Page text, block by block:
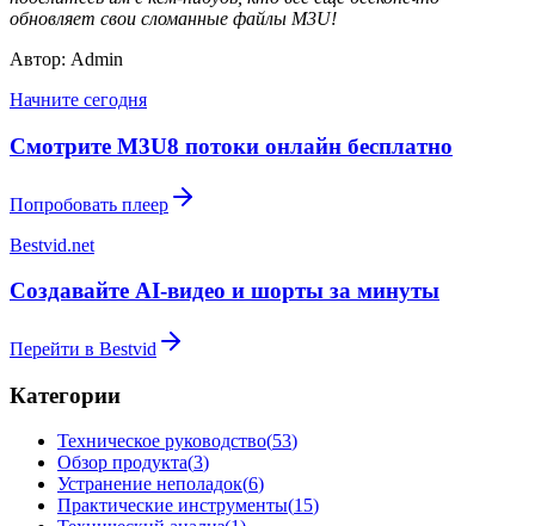
обновляет свои сломанные файлы M3U!
Автор: Admin
Начните сегодня
Смотрите M3U8 потоки онлайн бесплатно
Попробовать плеер
Bestvid.net
Создавайте AI-видео и шорты за минуты
Перейти в Bestvid
Категории
Техническое руководство(53)
Обзор продукта(3)
Устранение неполадок(6)
Практические инструменты(15)